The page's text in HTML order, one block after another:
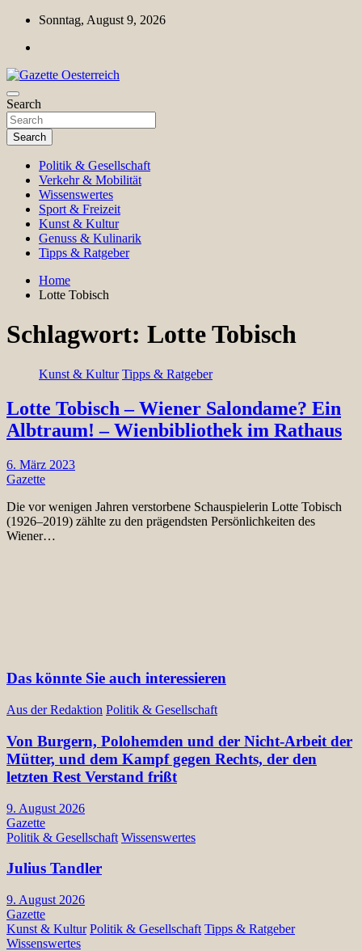
Skip
content
Sonntag, August 9, 2026
Gazette Oesterreich
Magazin für Freizeit, Politik, Kultur & Wissenschaft
Search
Search
Politik & Gesellschaft
Verkehr & Mobilität
Wissenswertes
Sport & Freizeit
Kunst & Kultur
Genuss & Kulinarik
Tipps & Ratgeber
Home
Lotte Tobisch
Schlagwort: Lotte Tobisch
Kunst & Kultur Tipps & Ratgeber
Lotte Tobisch – Wiener Salondame? Ein
Albtraum! – Wienbibliothek im Rathaus
6. März 2023
Gazette
Die vor wenigen Jahren verstorbene Schauspielerin Lotte Tobisch
(1926–2019) zählte zu den prägendsten Persönlichkeiten des
Wiener…
Das könnte Sie auch interessieren
Aus der Redaktion Politik & Gesellschaft
Von Burgern, Polohemden und der Nicht-Arbeit der
Mütter, und dem Kampf gegen Rechts, der den
letzten Rest Verstand frißt
9. August 2026
Gazette
Politik & Gesellschaft Wissenswertes
Julius Tandler
9. August 2026
Gazette
Kunst & Kultur Politik & Gesellschaft Tipps & Ratgeber
Wissenswertes